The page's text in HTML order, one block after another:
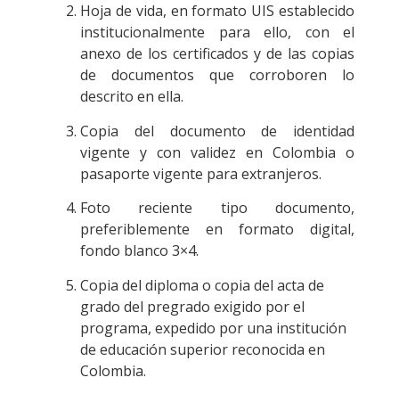
Hoja de vida, en formato UIS establecido
institucionalmente para ello, con el
anexo de los certificados y de las copias
de documentos que corroboren lo
descrito en ella.
Copia del documento de identidad
vigente y con validez en Colombia o
pasaporte vigente para extranjeros.
Foto reciente tipo documento,
preferiblemente en formato digital,
fondo blanco 3×4.
Copia del diploma o copia del acta de
grado del pregrado exigido por el
programa, expedido por una institución
de educación superior reconocida en
Colombia.